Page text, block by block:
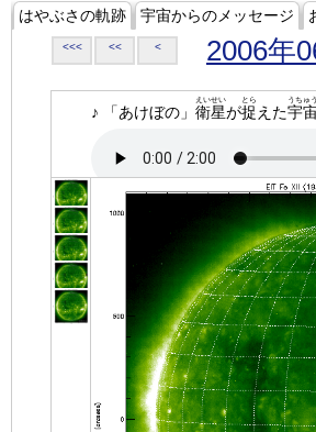
はやぶさの軌跡 宇宙からのメッセージ
<<< << < 2006年
♪ 「あけぼの」 衛星
えいせい
が捉
とら
えた宇
うちゅう